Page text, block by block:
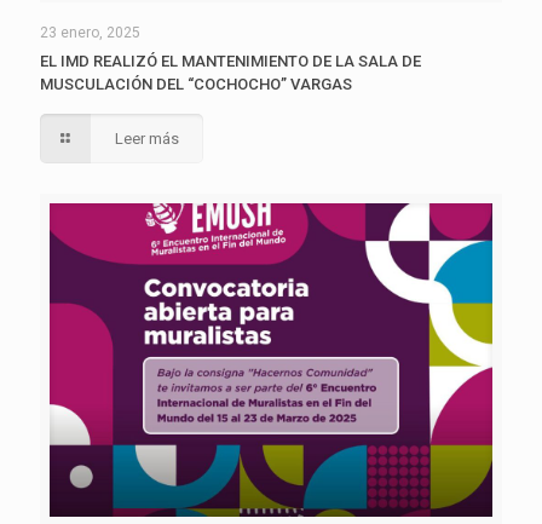
23 enero, 2025
EL IMD REALIZÓ EL MANTENIMIENTO DE LA SALA DE
MUSCULACIÓN DEL “COCHOCHO” VARGAS
Leer más